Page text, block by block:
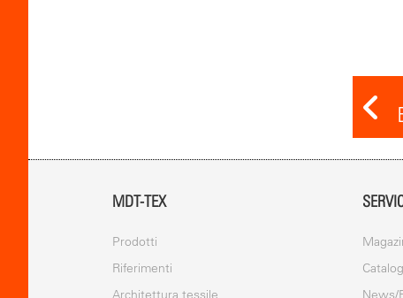
MDT-TEX
Prodotti
Riferimenti
Architettura tessile
News/